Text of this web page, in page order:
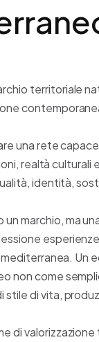
territoriale
una rete
realtà culturali
identità,
marchio, ma
Un
non come
di vita,
di